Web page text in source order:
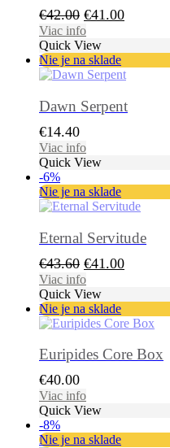
€42.00 Pôvodná
cena
bola:
€42.00.
€41.00Aktuálna
€41.00.
Viac info
Quick View
Nie je na sklade
Dawn Serpent
€14.40
Viac info
Quick View
-6%
Nie je na sklade
Eternal Servitude
€43.60 Pôvodná
cena
bola:
€43.60.
€41.00Aktuálna
€41.00.
Viac info
Quick View
Nie je na sklade
Euripides Core Box
€40.00
Viac info
Quick View
-8%
Nie je na sklade